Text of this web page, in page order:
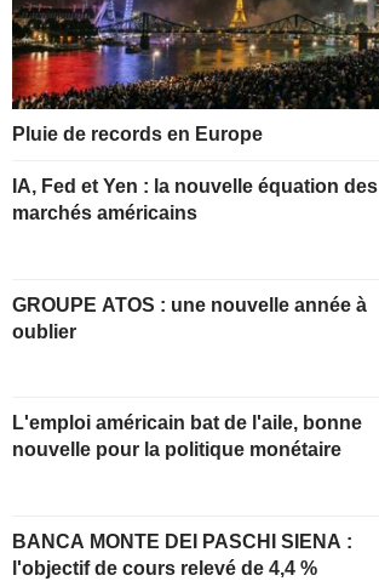
Pluie de records en Europe
IA, Fed et Yen : la nouvelle équation des
marchés américains
GROUPE ATOS : une nouvelle année à
oublier
L'emploi américain bat de l'aile, bonne
nouvelle pour la politique monétaire
BANCA MONTE DEI PASCHI SIENA :
l'objectif de cours relevé de 4,4 %